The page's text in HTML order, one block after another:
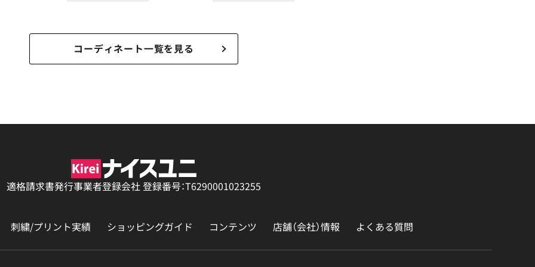
コーディネート一覧を見る
適格請求書発行事業者登録会社登録番号：T6290001023255
刺繍/プリント実績 ショッピングガイド コンテンツ 店舗（会社）情報 よくある質問